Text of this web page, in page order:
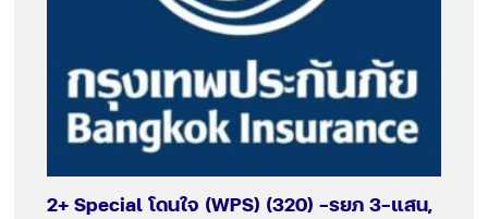
2+ Special โดนใจ (WPS) (320) -รยภ 3-แสน,